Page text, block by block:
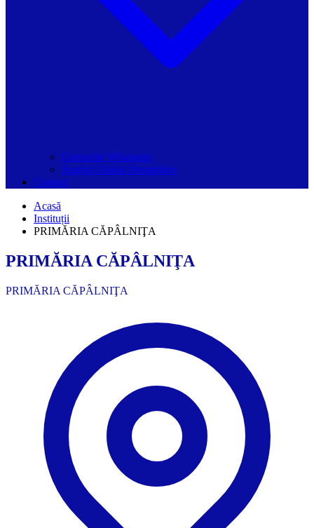
Grupurile Whatsapp
Spațiul Ghidul Primăriilor
Contact
Acasă
Instituții
PRIMĂRIA CĂPÂLNIŢA
PRIMĂRIA CĂPÂLNIŢA
PRIMĂRIA CĂPÂLNIŢA